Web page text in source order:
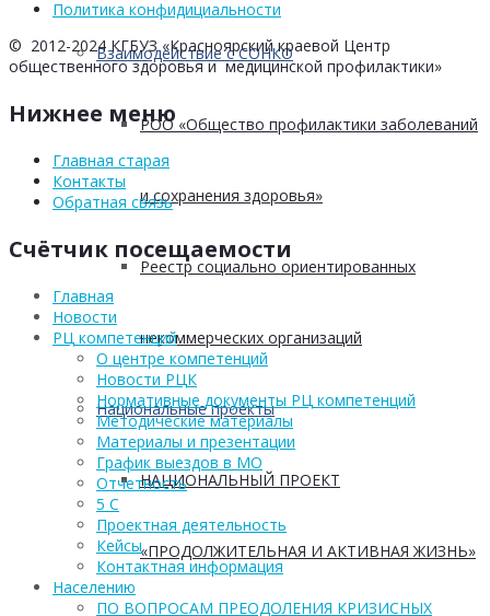
Взаимодействие с СОНКО
РОО «Общество профилактики заболеваний
и сохранения здоровья»
Реестр социально ориентированных
некоммерческих организаций
Национальные проекты
НАЦИОНАЛЬНЫЙ ПРОЕКТ
«ПРОДОЛЖИТЕЛЬНАЯ И АКТИВНАЯ ЖИЗНЬ»
Политика конфидициальности
© 2012-2024 КГБУЗ «Красноярский краевой Центр
общественного здоровья и медицинской профилактики»
Нижнее меню
Главная старая
Контакты
Обратная связь
Счётчик посещаемости
Главная
Новости
РЦ компетенций
О центре компетенций
Новости РЦК
Нормативные документы РЦ компетенций
Методические материалы
Материалы и презентации
График выездов в МО
Отчетность
5 С
Проектная деятельность
Кейсы
Контактная информация
Населению
ПО ВОПРОСАМ ПРЕОДОЛЕНИЯ КРИЗИСНЫХ